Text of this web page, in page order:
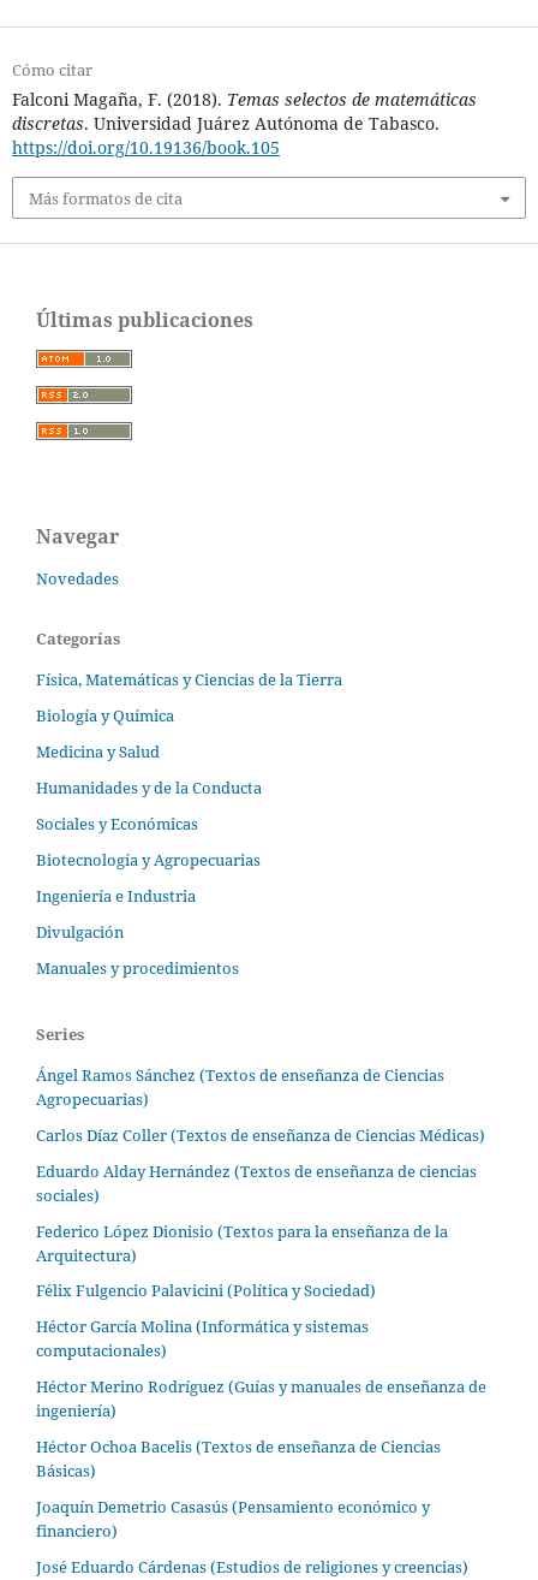
Cómo citar
Falconi Magaña, F. (2018). Temas selectos de matemáticas
discretas. Universidad Juárez Autónoma de Tabasco.
https://doi.org/10.19136/book.105
Más formatos de cita
Últimas publicaciones
Navegar
Novedades
Categorías
Física, Matemáticas y Ciencias de la Tierra
Biología y Química
Medicina y Salud
Humanidades y de la Conducta
Sociales y Económicas
Biotecnología y Agropecuarias
Ingeniería e Industria
Divulgación
Manuales y procedimientos
Series
Ángel Ramos Sánchez (Textos de enseñanza de Ciencias
Agropecuarias)
Carlos Díaz Coller (Textos de enseñanza de Ciencias Médicas)
Eduardo Alday Hernández (Textos de enseñanza de ciencias
sociales)
Federico López Dionisio (Textos para la enseñanza de la
Arquitectura)
Félix Fulgencio Palavicini (Política y Sociedad)
Héctor García Molina (Informática y sistemas
computacionales)
Héctor Merino Rodríguez (Guías y manuales de enseñanza de
ingeniería)
Héctor Ochoa Bacelis (Textos de enseñanza de Ciencias
Básicas)
Joaquín Demetrio Casasús (Pensamiento económico y
financiero)
José Eduardo Cárdenas (Estudios de religiones y creencias)